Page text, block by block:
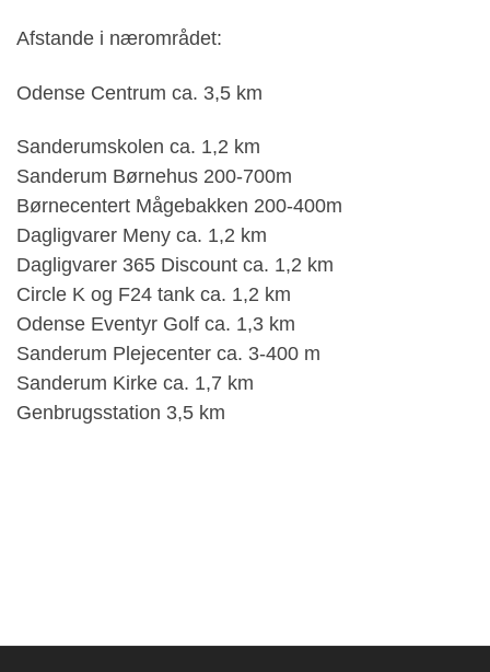
Afstande i nærområdet:
Odense Centrum ca. 3,5 km
Sanderumskolen ca. 1,2 km
Sanderum Børnehus 200-700m
Børnecentert Mågebakken 200-400m
Dagligvarer Meny ca. 1,2 km
Dagligvarer 365 Discount ca. 1,2 km
Circle K og F24 tank ca. 1,2 km
Odense Eventyr Golf ca. 1,3 km
Sanderum Plejecenter ca. 3-400 m
Sanderum Kirke ca. 1,7 km
Genbrugsstation 3,5 km